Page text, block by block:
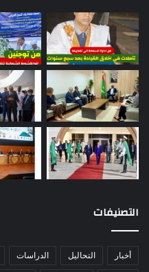
التصنيفات
أخبار التحاليل الدراسات